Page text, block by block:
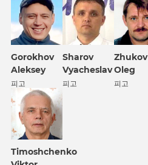
Gorokhov
Aleksey
피고
Sharov
Vyacheslav
피고
Zhukov
Oleg
피고
Timoshchenko